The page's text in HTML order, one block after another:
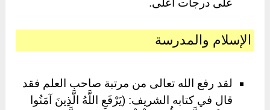
على درجات أعلى.
الإسلام والمدرسة
لقد رفع الله تعالى من مرتبة صاحب العلم فقد
قال في كتابه الشريف: (يَرْفَعِ اللَّهُ الَّذِينَ آمَنُوا